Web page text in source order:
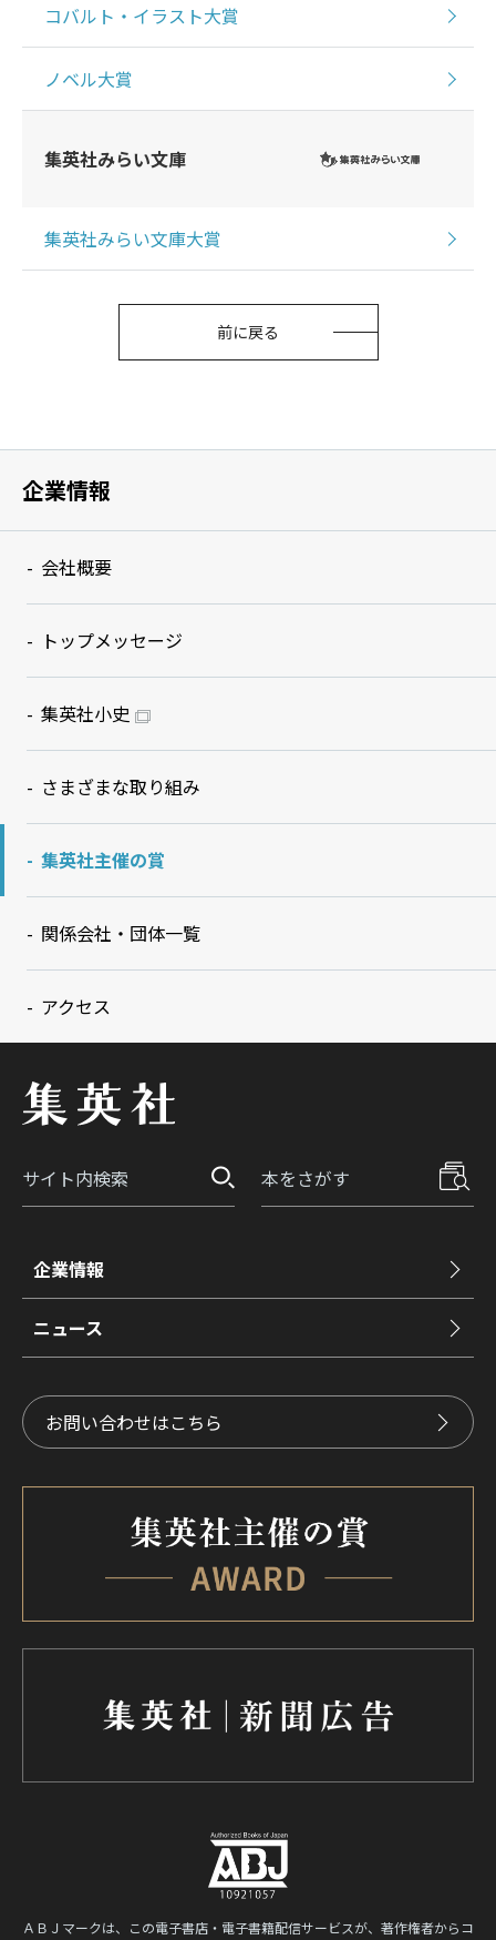
コバルト・イラスト大賞
ノベル大賞
集英社みらい文庫
集英社みらい文庫大賞
前に戻る
企業情報
会社概要
トップメッセージ
集英社小史
さまざまな取り組み
集英社主催の賞
関係会社・団体一覧
アクセス
企業情報
ニュース
お問い合わせはこちら
ＡＢＪマークは、この電子書店・電子書籍配信サービスが、著作権者からコ